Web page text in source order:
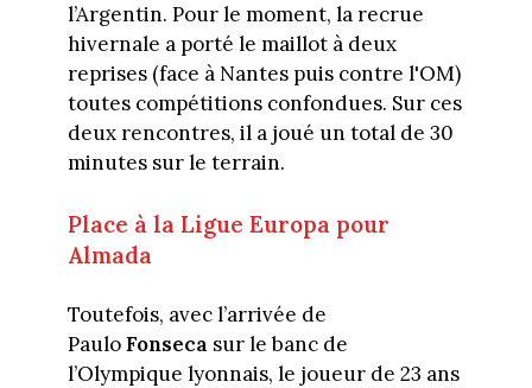
l’Argentin. Pour le moment, la recrue
hivernale a porté le maillot à deux
reprises (face à Nantes puis contre l'OM)
toutes compétitions confondues. Sur ces
deux rencontres, il a joué un total de 30
minutes sur le terrain.
Place à la Ligue Europa pour
Almada
Toutefois, avec l’arrivée de
PauloFonseca sur le banc de
l’Olympique lyonnais, le joueur de 23 ans